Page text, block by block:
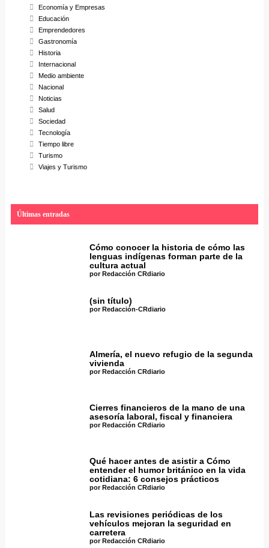
Economía y Empresas
Educación
Emprendedores
Gastronomía
Historia
Internacional
Medio ambiente
Nacional
Noticias
Salud
Sociedad
Tecnología
Tiempo libre
Turismo
Viajes y Turismo
Últimas entradas
Cómo conocer la historia de cómo las
lenguas indígenas forman parte de la
cultura actual
por Redacción CRdiario
(sin título)
por Redacción-CRdiario
Almería, el nuevo refugio de la segunda
vivienda
por Redacción CRdiario
Cierres financieros de la mano de una
asesoría laboral, fiscal y financiera
por Redacción CRdiario
Qué hacer antes de asistir a Cómo
entender el humor británico en la vida
cotidiana: 6 consejos prácticos
por Redacción CRdiario
Las revisiones periódicas de los
vehículos mejoran la seguridad en
carretera
por Redacción CRdiario